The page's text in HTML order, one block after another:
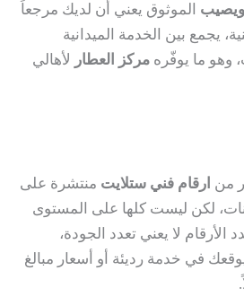
الموثوق يعني أن لديك مرجعاً
يجمع بين الخدمة الميدانية
وهو ما يوفّره مركز العطار لأهالي
من ارقام فني ستلايت منتشرة على
لكن ليست كلها على المستوى
الأرقام لا يعني تعدد الجودة،
في خدمة رديئة أو أسعار مبالغ